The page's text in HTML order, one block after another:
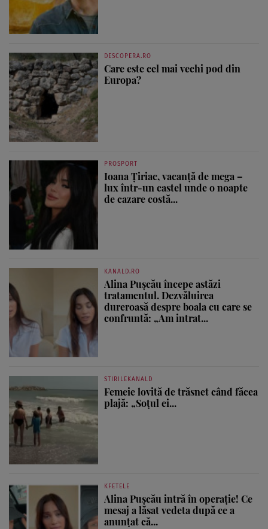
DESCOPERA.RO
Care este cel mai vechi pod din
Europa?
PROSPORT
Ioana Țiriac, vacanță de mega –
lux într-un castel unde o noapte
de cazare costă...
KANALD.RO
Alina Pușcău începe astăzi
tratamentul. Dezvăluirea
dureroasă despre boala cu care se
confruntă: „Am intrat...
STIRILEKANALD
Femeie lovită de trăsnet când făcea
plajă: „Soțul ei...
KFETELE
Alina Pușcău intră în operație! Ce
mesaj a lăsat vedeta după ce a
anunțat că...